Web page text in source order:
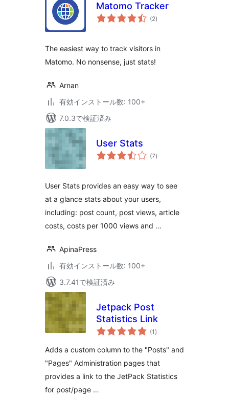
Matomo Tracker
(2個
の)
The easiest way to track visitors in
Matomo. No nonsense, just stats!
Arnan
有効インストール数: 100+
7.0.3で検証済み
User Stats
(7個
の)
User Stats provides an easy way to see
at a glance stats about your users,
including: post count, post views, article
costs, costs per 1000 views and …
ApinaPress
有効インストール数: 100+
3.7.41で検証済み
Jetpack Post
Statistics Link
(1 個
の
価
)
Adds a custom column to the "Posts" and
"Pages" Administration pages that
provides a link to the JetPack Statistics
for post/page …